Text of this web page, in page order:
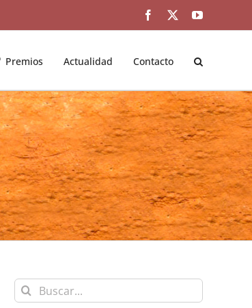
Facebook
TwitterYouTube
Premios Actualidad Contacto
Buscar: